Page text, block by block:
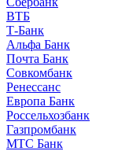
ВТБ
Т-Банк
Альфа Банк
Почта Банк
Совкомбанк
Ренессанс
Европа Банк
Россельхозбанк
Газпромбанк
МТС Банк